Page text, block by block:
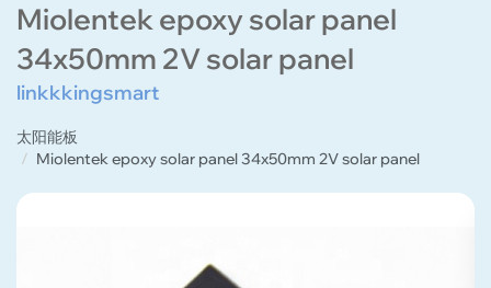
Miolentek epoxy solar panel
34x50mm 2V solar panel
linkkkingsmart
太阳能板
Miolentek epoxy solar panel 34x50mm 2V solar panel